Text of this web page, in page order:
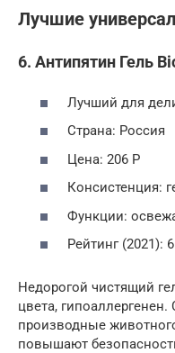
Лучшие
6. Антипятин Гель
Лучший для
Страна: Россия
Цена: 206 Р
Консистенция:
Функции:
Рейтинг (2021):
Недорогой чистящий
цвета,
производные
повышают